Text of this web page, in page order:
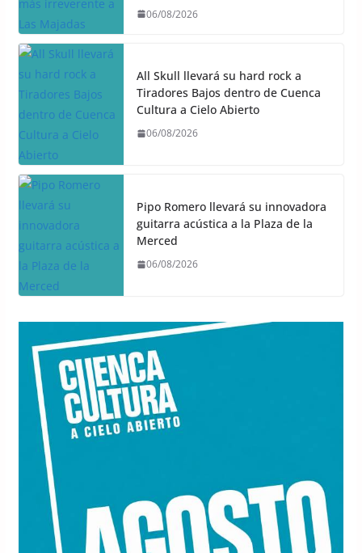
06/08/2026
All Skull llevará su hard rock a
Tiradores Bajos dentro de Cuenca
Cultura a Cielo Abierto
06/08/2026
Pipo Romero llevará su innovadora
guitarra acústica a la Plaza de la
Merced
06/08/2026